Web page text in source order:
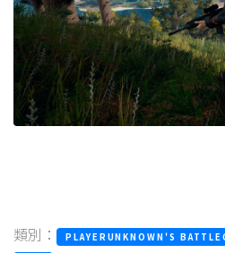
類別： PLAYERUNKNOWN'S